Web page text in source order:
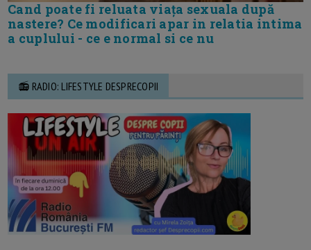
Cand poate fi reluata viața sexuala după
nastere? Ce modificari apar in relatia intima
a cuplului - ce e normal si ce nu
📻 RADIO: LIFESTYLE DESPRECOPII